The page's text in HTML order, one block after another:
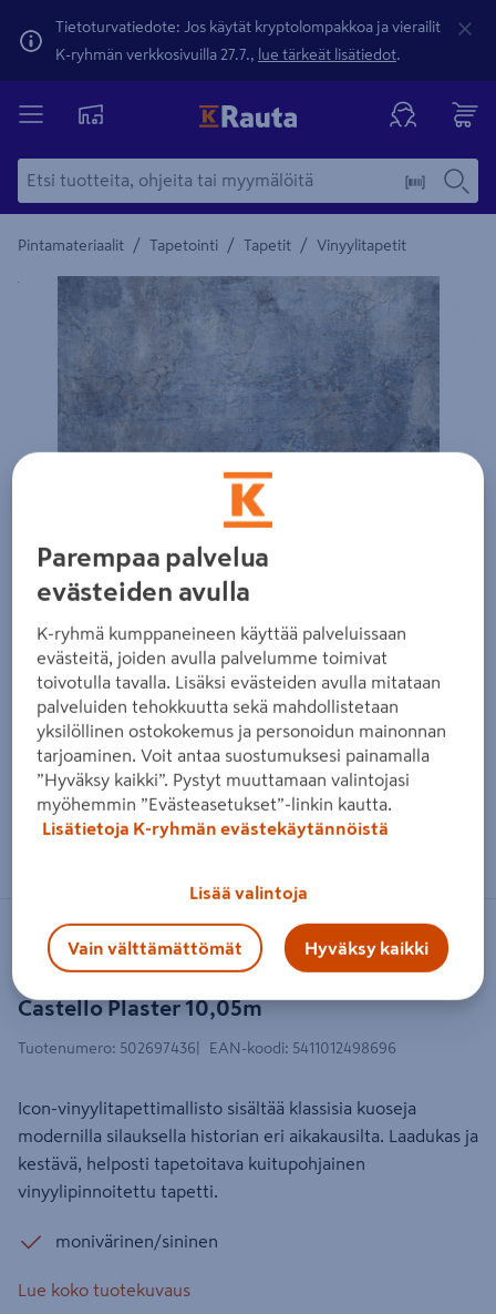
Tietoturvatiedote: Jos käytät kryptolompakkoa ja vierailit
K-ryhmän verkkosivuilla 27.7., lue tärkeät lisätiedot.
Pintamateriaalit / Tapetointi / Tapetit / Vinyylitapetit
Yksityiskohtainen kuvaus löytyy Tuotteen kuvaus -
Zoomaa kuvaa sormilla kosketusnäytöllä
Vinyylitapetti Grandeco Icon 191703
Castello Plaster 10,05m
GRANDECO
Tuotenumero: 502697436 EAN-koodi: 5411012498696
Icon-vinyylitapettimallisto sisältää klassisia kuoseja
modernilla silauksella historian eri aikakausilta. Laadukas ja
kestävä, helposti tapetoitava kuitupohjainen
vinyylipinnoitettu tapetti.
monivärinen/sininen
Lue koko tuotekuvaus
Parempaa palvelua
evästeiden avulla
K-ryhmä kumppaneineen käyttää palveluissaan
evästeitä, joiden avulla palvelumme toimivat
toivotulla tavalla. Lisäksi evästeiden avulla mitataan
palveluiden tehokkuutta sekä mahdollistetaan
yksilöllinen ostokokemus ja personoidun mainonnan
tarjoaminen. Voit antaa suostumuksesi painamalla
”Hyväksy kaikki”. Pystyt muuttamaan valintojasi
myöhemmin ”Evästeasetukset”-linkin kautta.
Lisätietoja K-ryhmän evästekäytännöistä
Lisää valintoja
Vain välttämättömät Hyväksy kaikki